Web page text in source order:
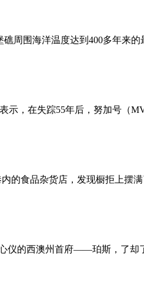
周围海洋温度达到400多年来
示，在失踪55年后，努加号（
的食品杂货店，发现橱拒上摆
仪的西澳州首府——珀斯，了